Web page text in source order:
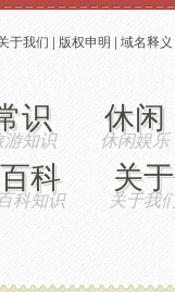
于我们 | 版权申明 | 域名释义
识 休闲
百科 关于